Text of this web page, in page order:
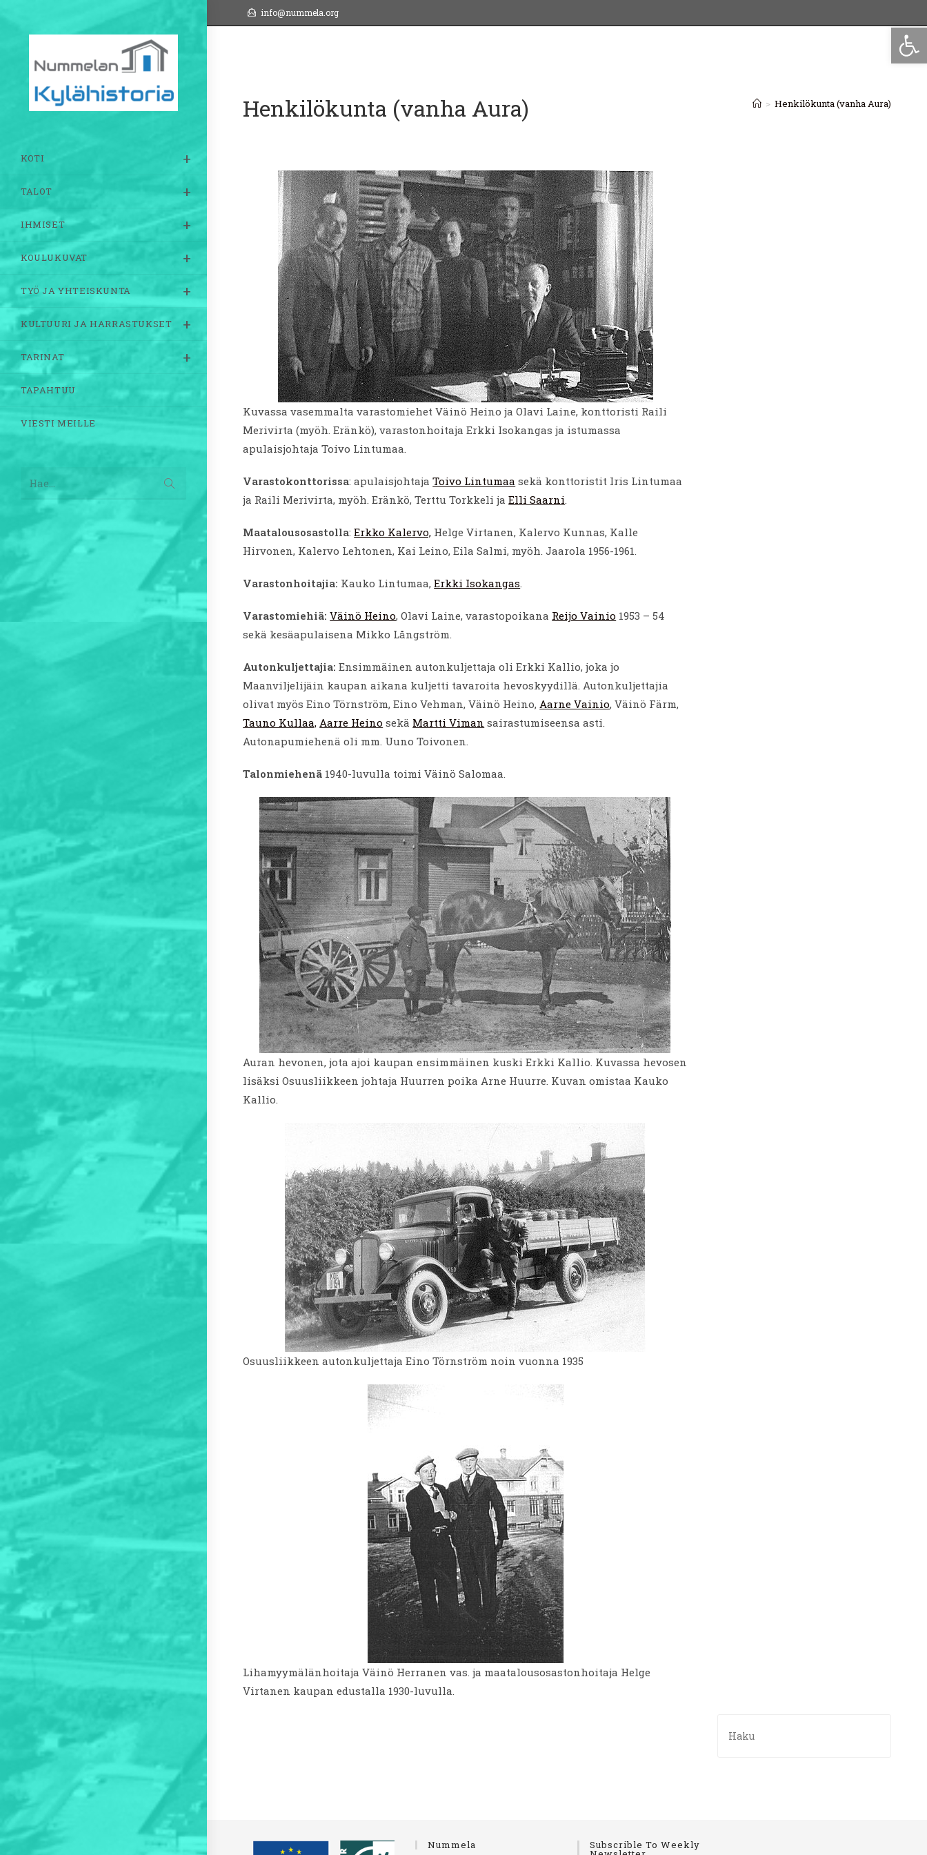
suoraan
info@nummela.org
KOTI
TALOT
IHMISET
KOULUKUVAT
TYÖ JA YHTEISKUNTA
KULTUURI JA HARRASTUKSET
TARINAT
TAPAHTUU
VIESTI MEILLE
Hae...
haku
Henkilökunta (vanha Aura) > Henkilökunta (vanha Aura)
Kuvassa vasemmalta varastomiehet Väinö Heino ja Olavi Laine, konttoristi Raili
Merivirta (myöh. Eränkö), varastonhoitaja Erkki Isokangas ja istumassa
apulaisjohtaja Toivo Lintumaa.
Varastokonttorissa: apulaisjohtajaToivo Lintumaa sekä konttoristit Iris Lintumaa
ja Raili Merivirta, myöh. Eränkö, Terttu Torkkeli jaElli Saarni.
Maatalousosastolla:Erkko Kalervo, Helge Virtanen, Kalervo Kunnas, Kalle
Hirvonen, Kalervo Lehtonen, Kai Leino, Eila Salmi, myöh. Jaarola 1956-1961.
Varastonhoitajia: Kauko Lintumaa,Erkki Isokangas.
Varastomiehiä: Väinö Heino, Olavi Laine, varastopoikana Reijo Vainio 1953 – 54
sekä kesäapulaisena Mikko Långström.
Autonkuljettajia: Ensimmäinen autonkuljettaja oli Erkki Kallio, joka jo
Maanviljelijäin kaupan aikana kuljetti tavaroita hevoskyydillä. Autonkuljettajia
olivat myös Eino Törnström, Eino Vehman, Väinö Heino,Aarne Vainio, Väinö Färm,
Tauno Kullaa, Aarre Heino sekä Martti Viman sairastumiseensa asti.
Autonapumiehenä oli mm. Uuno Toivonen.
Talonmiehenä 1940-luvulla toimi Väinö Salomaa.
Auran hevonen, jota ajoi kaupan ensimmäinen kuski Erkki Kallio. Kuvassa hevosen
lisäksi Osuusliikkeen johtaja Huurren poika Arne Huurre. Kuvan omistaa Kauko
Kallio.
Osuusliikkeen autonkuljettaja Eino Törnström noin vuonna 1935
Lihamyymälänhoitaja Väinö Herranen vas. ja maatalousosastonhoitaja Helge
Virtanen kaupan edustalla 1930-luvulla.
Nummela Subscrible To Weekly